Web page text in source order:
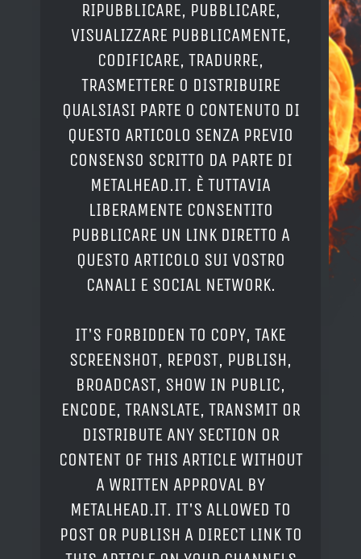
RIPUBBLICARE, PUBBLICARE,
VISUALIZZARE PUBBLICAMENTE,
CODIFICARE, TRADURRE,
TRASMETTERE O DISTRIBUIRE
QUALSIASI PARTE O CONTENUTO DI
QUESTO ARTICOLO SENZA PREVIO
CONSENSO SCRITTO DA PARTE DI
METALHEAD.IT. È TUTTAVIA
LIBERAMENTE CONSENTITO
PUBBLICARE UN LINK DIRETTO A
QUESTO ARTICOLO SUI VOSTRO
CANALI E SOCIAL NETWORK.
IT'S FORBIDDEN TO COPY, TAKE
SCREENSHOT, REPOST, PUBLISH,
BROADCAST, SHOW IN PUBLIC,
ENCODE, TRANSLATE, TRANSMIT OR
DISTRIBUTE ANY SECTION OR
CONTENT OF THIS ARTICLE WITHOUT
A WRITTEN APPROVAL BY
METALHEAD.IT. IT'S ALLOWED TO
POST OR PUBLISH A DIRECT LINK TO